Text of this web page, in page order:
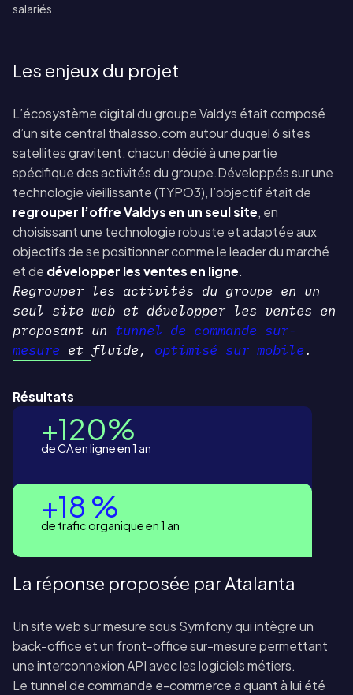
salariés.
Les enjeux du projet
L’écosystème digital du groupe Valdys était composé
d’un site central thalasso.com autour duquel 6 sites
satellites gravitent, chacun dédié à une partie
spécifique des activités du groupe.Développés sur une
technologie vieillissante (TYPO3), l’objectif était de
regrouper l’offre Valdys en un seul site, en
choisissant une technologie robuste et adaptée aux
objectifs de se positionner comme le leader du marché
et de développer les ventes en ligne.
Regrouper les activités du groupe en un
seul site web et développer les ventes en
proposant un tunnel de commande sur-
mesure et fluide, optimisé sur mobile.
Résultats
+120%
de CA en ligne en 1 an
+18 %
de trafic organique en 1 an
La réponse proposée par Atalanta
Unsite web sur mesuresous Symfony qui intègre un
back-office et un front-office sur-mesure permettant
une interconnexion API avec les logiciels métiers.
Le tunnel de commande e-commerce a quant à lui été